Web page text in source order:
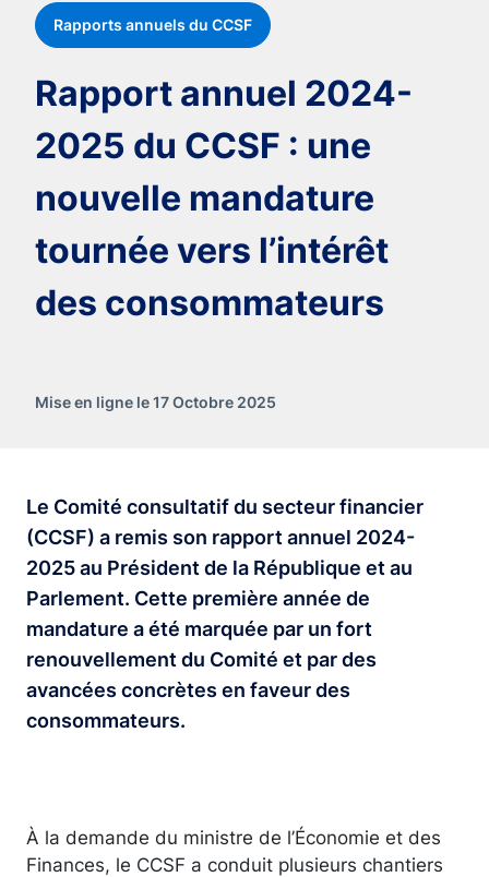
Rapports annuels du CCSF
Rapport annuel 2024-
2025 du CCSF : une
nouvelle mandature
tournée vers l’intérêt
des consommateurs
Mise en ligne le 17 Octobre 2025
Le Comité consultatif du secteur financier
(CCSF) a remis son rapport annuel 2024-
2025 au Président de la République et au
Parlement. Cette première année de
mandature a été marquée par un fort
renouvellement du Comité et par des
avancées concrètes en faveur des
consommateurs.
À la demande du ministre de l’Économie et des
Finances, le CCSF a conduit plusieurs chantiers